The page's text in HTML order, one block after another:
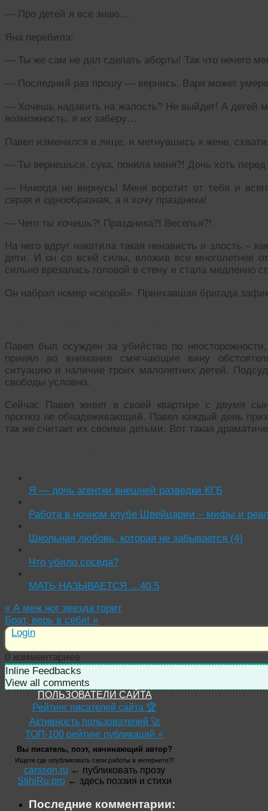
— Про детей я все знаю…
Яна перебила:
— Ты же сам не дал сделать аборты! Так что нечего
— Последний раз прошу — вернись. Варя может
— Хочешь надавить на жалость? Не выйдет! А детей
возможность, я их заберу…
Павел изменился в лице, и метнувшись к жене,
— Ты вернешься, сука, поняла меня?! Дочь хоть
— Никогда не вернусь! Меня воротит от тебя и
серая и однообразная, а я хочу праздника!
— Чего ты хочешь?! Праздника?! Веселья?!
На него вдруг накатила такая ненависть и злость –
дети. И он со всей силы, вложив все многолетнее
сильно врезалась головой в стену и стала медленно
Он набрал номер «скорой». Приехавшая бригада
Павел был осужден за убийство по
принял во внимание смягчающие вину
ситуацию и наличие троих малолетних детей.
свободы условно.
Сейчас Павел живет в своей квартире с двумя
прогноз не обнадеживающий. Павел каждый день
так же считает их своими детьми. Вот такая
Я — дочь агентки внешней разведки КГБ
Работа в ночном клубе Швейцарии – мифы и
Школьная любовь, которая не забывается (4)
Что убило соседа?
МАТЬ НАЗЫВАЕТСЯ …40.5
« А меж ног звезда горит
Брат, верь в себя! »
Login
0 комментариев
Inline Feedbacks
View all comments
ПОЛЬЗОВАТЕЛИ САЙТА
Рейтинг писателей сайта 🏆
Активность пользователей 🚀
ТОП-100 рейтинг публикаций ⭐
Вы писатель, поэт, начинающий автор?
Ищете где опубликовать свои работы в интернете?!
carsson.ru ← публиковать прозу
StihiRu.pro ← здесь поэзия и стихи
Последние комментарии: